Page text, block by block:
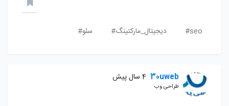
seo# دیجیتال_مارکتینگ# سئو#
30uweb 4 سال پیش
طراحی وب